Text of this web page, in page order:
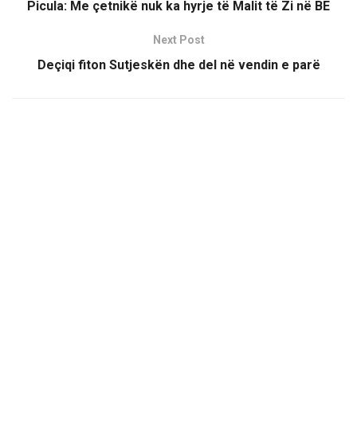
Picula: Me çetnikë nuk ka hyrje të Malit të Zi në BE
Next Post
Deçiqi fiton Sutjeskën dhe del në vendin e parë